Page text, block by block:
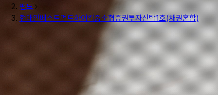
펀드
현대인베스트먼트하이킥중소형증권투자신탁1호(채권혼합)